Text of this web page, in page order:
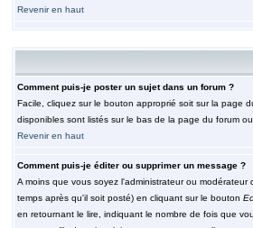
Revenir en haut
Comment puis-je poster un sujet dans un forum ?
Facile, cliquez sur le bouton approprié soit sur la page
disponibles sont listés sur le bas de la page du forum
Revenir en haut
Comment puis-je éditer ou supprimer un message ?
A moins que vous soyez l'administrateur ou
temps après qu'il soit posté) en cliquant sur le bouton
en retournant le lire, indiquant le nombre de fois que